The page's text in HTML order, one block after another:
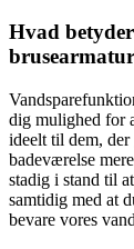
Hvad
dig mulighed for
ideelt til dem, der
badeværelse
stadig i stand til
samtidig med at
bevare vores